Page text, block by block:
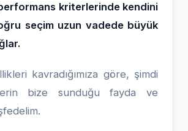
kriterlerinde kendini
seçim uzun vadede büyük
kavradığımıza göre, şimdi
bize sunduğu fayda ve